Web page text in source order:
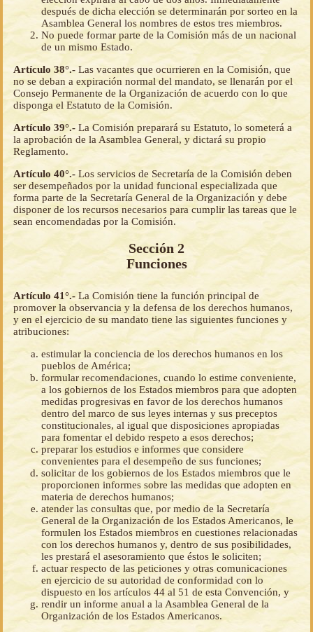
después de dicha elección se determinarán por sorteo en la
Asamblea General los nombres de estos tres miembros.
No puede formar parte de la Comisión más de un nacional
de un mismo Estado.
Artículo 38°.- Las vacantes que ocurrieren en la Comisión, que
no se deban a expiración normal del mandato, se llenarán por el
Consejo Permanente de la Organización de acuerdo con lo que
disponga el Estatuto de la Comisión.
Artículo 39°.- La Comisión preparará su Estatuto, lo someterá a
la aprobación de la Asamblea General, y dictará su propio
Reglamento.
Artículo 40°.- Los servicios de Secretaría de la Comisión deben
ser desempeñados por la unidad funcional especializada que
forma parte de la Secretaría General de la Organización y debe
disponer de los recursos necesarios para cumplir las tareas que le
sean encomendadas por la Comisión.
Sección 2
Funciones
Artículo 41°.- La Comisión tiene la función principal de
promover la observancia y la defensa de los derechos humanos,
y en el ejercicio de su mandato tiene las siguientes funciones y
atribuciones:
estimular la conciencia de los derechos humanos en los
pueblos de América;
formular recomendaciones, cuando lo estime conveniente,
a los gobiernos de los Estados miembros para que adopten
medidas progresivas en favor de los derechos humanos
dentro del marco de sus leyes internas y sus preceptos
constitucionales, al igual que disposiciones apropiadas
para fomentar el debido respeto a esos derechos;
preparar los estudios e informes que considere
convenientes para el desempeño de sus funciones;
solicitar de los gobiernos de los Estados miembros que le
proporcionen informes sobre las medidas que adopten en
materia de derechos humanos;
atender las consultas que, por medio de la Secretaría
General de la Organización de los Estados Americanos, le
formulen los Estados miembros en cuestiones relacionadas
con los derechos humanos y, dentro de sus posibilidades,
les prestará el asesoramiento que éstos le soliciten;
actuar respecto de las peticiones y otras comunicaciones
en ejercicio de su autoridad de conformidad con lo
dispuesto en los artículos 44 al 51 de esta Convención, y
rendir un informe anual a la Asamblea General de la
Organización de los Estados Americanos.